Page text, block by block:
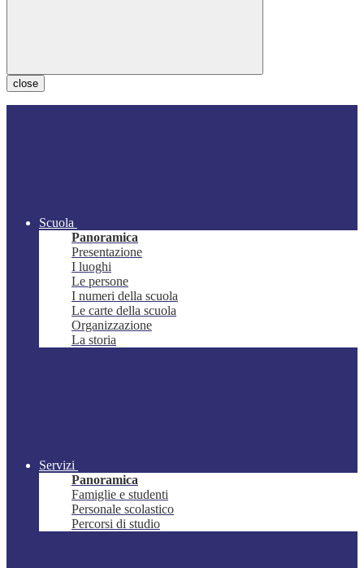
close
Scuola
Panoramica
Presentazione
I luoghi
Le persone
I numeri della scuola
Le carte della scuola
Organizzazione
La storia
Servizi
Panoramica
Famiglie e studenti
Personale scolastico
Percorsi di studio